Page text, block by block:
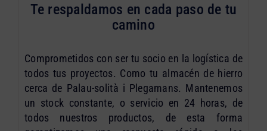
Te respaldamos en cada paso de tu
camino
Comprometidos con ser tu socio en la logística de
todos tus proyectos. Como tu almacén de hierro
cerca de Palau-solità i Plegamans. Mantenemos
un stock constante, o servicio en 24 horas, de
todos nuestros productos, de esta forma